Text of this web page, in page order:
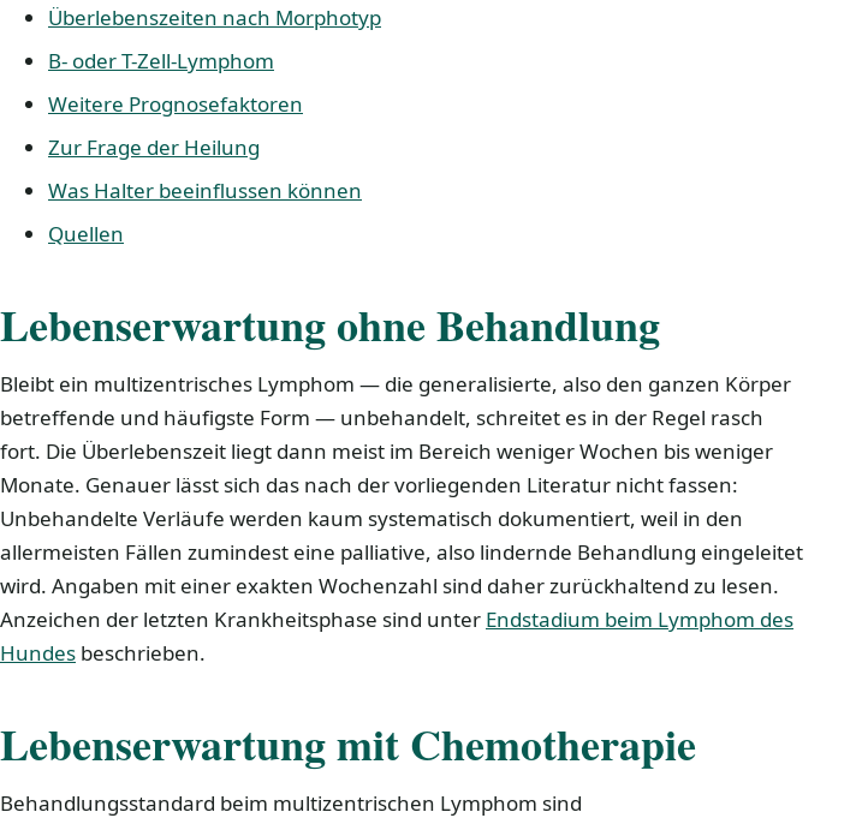
Überlebenszeiten nach Morphotyp
B- oder T-Zell-Lymphom
Weitere Prognosefaktoren
Zur Frage der Heilung
Was Halter beeinflussen können
Quellen
Lebenserwartung ohne Behandlung
Bleibt ein multizentrisches Lymphom — die generalisierte, also den ganzen Körper
betreffende und häufigste Form — unbehandelt, schreitet es in der Regel rasch
fort. Die Überlebenszeit liegt dann meist im Bereich weniger Wochen bis weniger
Monate. Genauer lässt sich das nach der vorliegenden Literatur nicht fassen:
Unbehandelte Verläufe werden kaum systematisch dokumentiert, weil in den
allermeisten Fällen zumindest eine palliative, also lindernde Behandlung eingeleitet
wird. Angaben mit einer exakten Wochenzahl sind daher zurückhaltend zu lesen.
Anzeichen der letzten Krankheitsphase sind unter Endstadium beim Lymphom des
Hundes beschrieben.
Lebenserwartung mit Chemotherapie
Behandlungsstandard beim multizentrischen Lymphom sind